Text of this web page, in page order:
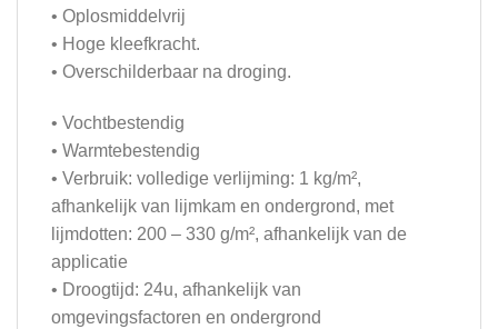
• Oplosmiddelvrij
• Hoge kleefkracht.
• Overschilderbaar na droging.
• Vochtbestendig
• Warmtebestendig
• Verbruik: volledige verlijming: 1 kg/m²,
afhankelijk van lijmkam en ondergrond, met
lijmdotten: 200 – 330 g/m², afhankelijk van de
applicatie
• Droogtijd: 24u, afhankelijk van
omgevingsfactoren en ondergrond